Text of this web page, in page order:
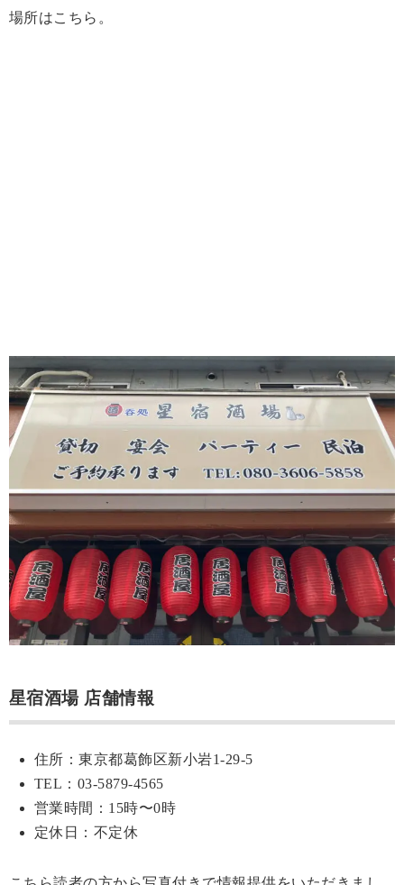
場所はこちら。
星宿酒場 店舗情報
住所：東京都葛飾区新小岩1-29-5
TEL：03-5879-4565
営業時間：15時〜0時
定休日：不定休